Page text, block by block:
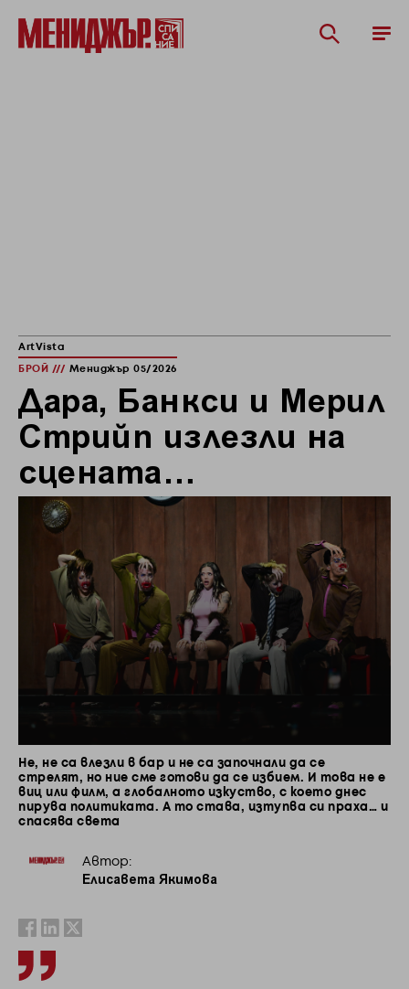
ArtVista
БРОЙ /// Мениджър 05/2026
Дара, Банкси и Мерил
Стрийп излезли на
сцената…
Не, не са влезли в бар и не са започнали да се
стрелят, но ние сме готови да се избием. И това не е
виц или филм, а глобалното изкуство, с което днес
пирува политиката. А то става, изтупва си праха… и
спасява света
Автор:
Елисавета Якимова